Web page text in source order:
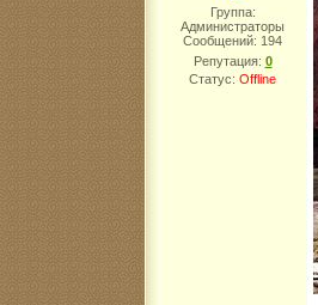
Группа:
Администраторы
Сообщений: 194
Репутация: 0
Статус: Offline